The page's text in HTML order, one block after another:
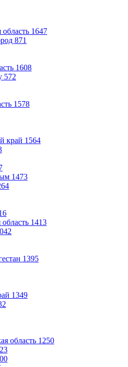
1647
871
1608
572
1578
край 1564
1473
1413
1395
1349
область 1250